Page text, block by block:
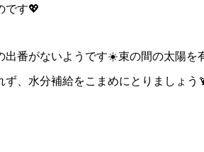
です💖
番がないようです☀️束の間の太陽を
、水分補給をこまめにとりましょう